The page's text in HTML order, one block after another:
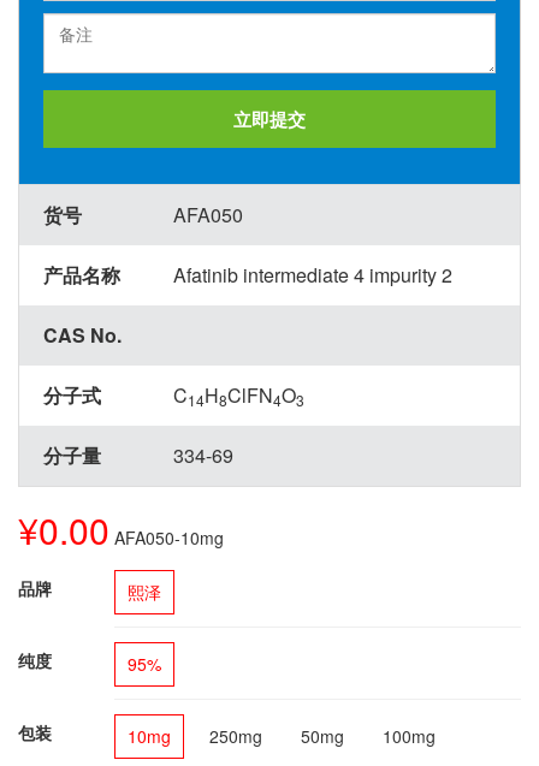
立即提交
货号 AFA050
产品名称 Afatinib intermediate 4 impurity 2
CAS No.
分子式 C14H8ClFN4O3
分子量 334-69
¥0.00 AFA050-10mg
品牌 熙泽
纯度 95%
包装 10mg 250mg 50mg
100mg